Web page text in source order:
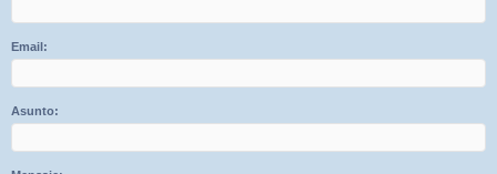
Email:
Asunto: